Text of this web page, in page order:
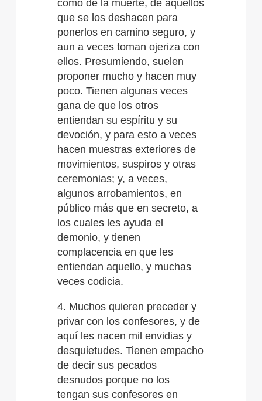
como de la muerte, de aquellos
que se los deshacen para
ponerlos en camino seguro, y
aun a veces toman ojeriza con
ellos. Presumiendo, suelen
proponer mucho y hacen muy
poco. Tienen algunas veces
gana de que los otros
entiendan su espíritu y su
devoción, y para esto a veces
hacen muestras exteriores de
movimientos, suspiros y otras
ceremonias; y, a veces,
algunos arrobamientos, en
público más que en secreto, a
los cuales les ayuda el
demonio, y tienen
complacencia en que les
entiendan aquello, y muchas
veces codicia.
4. Muchos quieren preceder y
privar con los confesores, y de
aquí les nacen mil envidias y
desquietudes. Tienen empacho
de decir sus pecados
desnudos porque no los
tengan sus confesores en